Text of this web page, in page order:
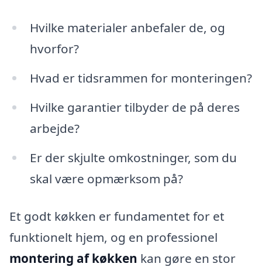
Hvilke materialer anbefaler de, og
hvorfor?
Hvad er tidsrammen for monteringen?
Hvilke garantier tilbyder de på deres
arbejde?
Er der skjulte omkostninger, som du
skal være opmærksom på?
Et godt køkken er fundamentet for et
funktionelt hjem, og en professionel
montering af køkken kan gøre en stor